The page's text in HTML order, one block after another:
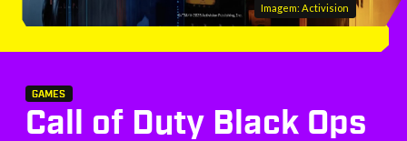
Imagem: Activision
GAMES
Call of Duty Black Ops